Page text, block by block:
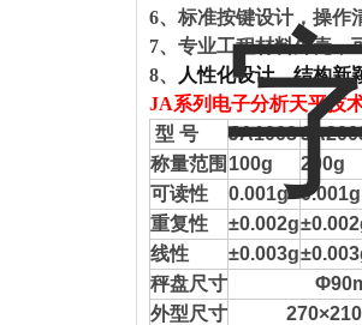
6、标准按键设计，操作
7、专业工程材料外壳，
8、
人性化设计，结构新
JA系列电子分析天平技
型 号
JA1003
称量范围 100g
200g
可读性
0.001g 0.001g
重复性
±0.002g
线性
±0.003g
秤盘尺寸
外型尺寸